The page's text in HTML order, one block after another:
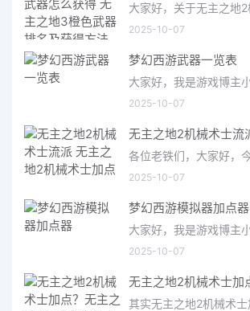
2025-10-07
梦幻西游武器一览表
2025-10-07
2025-10-07
梦幻西游模拟器加点器
2025-10-07